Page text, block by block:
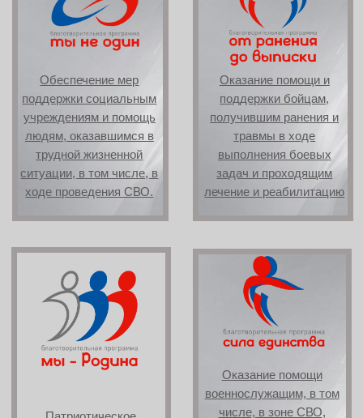
Патриотическое
молодежи. Развитие
волонтерского
движения страны
военнослужащим, в том
числе, в зоне СВО,
путем предоставления
обеспечивающих
максимальную степень
жизни и здоровья